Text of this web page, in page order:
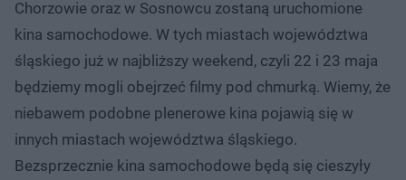
Chorzowie oraz w Sosnowcu zostaną uruchomione
kina samochodowe. W tych miastach województwa
śląskiego już w najbliższy weekend, czyli 22 i 23 maja
będziemy mogli obejrzeć filmy pod chmurką. Wiemy, że
niebawem podobne plenerowe kina pojawią się w
innych miastach województwa śląskiego.
Bezsprzecznie kina samochodowe będą się cieszyły